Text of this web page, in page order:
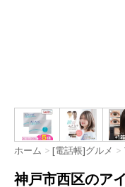
ホーム > [電話帳]グルメ >
神戸市西区のア